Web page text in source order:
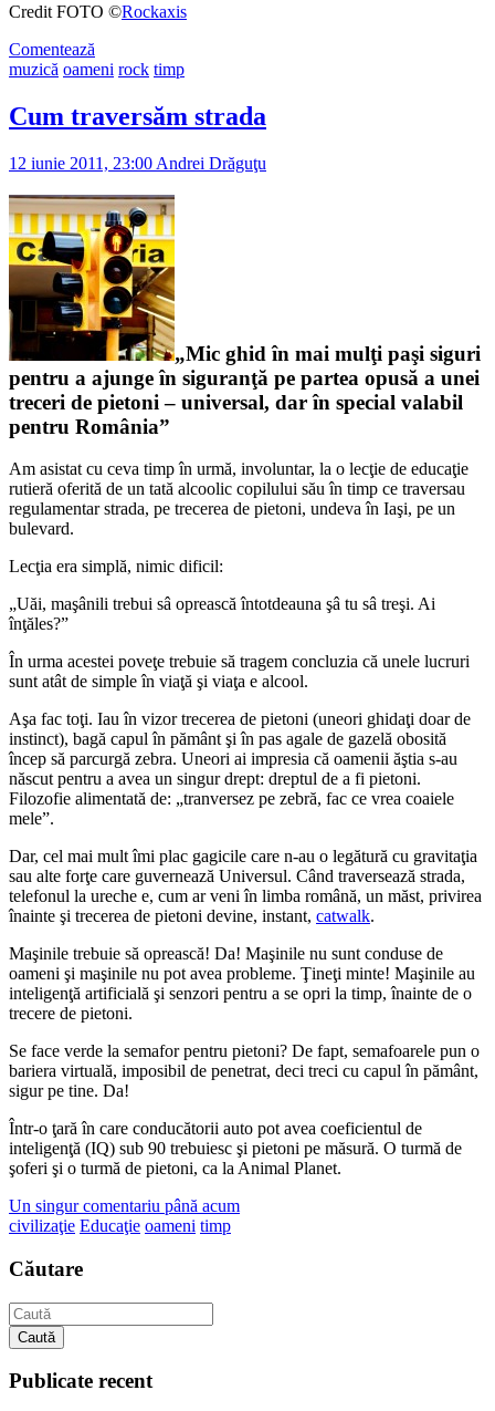
Credit FOTO ©Rockaxis
Comentează
muzică oameni rock timp
Cum traversăm strada
12 iunie 2011, 23:00 Andrei Drăguţu
„Mic ghid în mai mulţi paşi siguri
pentru a ajunge în siguranţă pe partea opusă a unei
treceri de pietoni – universal, dar în special valabil
pentru România”
Am asistat cu ceva timp în urmă, involuntar, la o lecţie de educaţie
rutieră oferită de un tată alcoolic copilului său în timp ce traversau
regulamentar strada, pe trecerea de pietoni, undeva în Iaşi, pe un
bulevard.
Lecţia era simplă, nimic dificil:
„Uăi, maşânili trebui sâ oprească întotdeauna şâ tu sâ treşi. Ai
înţăles?”
În urma acestei poveţe trebuie să tragem concluzia că unele lucruri
sunt atât de simple în viaţă şi viaţa e alcool.
Aşa fac toţi. Iau în vizor trecerea de pietoni (uneori ghidaţi doar de
instinct), bagă capul în pământ şi în pas agale de gazelă obosită
încep să parcurgă zebra. Uneori ai impresia că oamenii ăştia s-au
născut pentru a avea un singur drept: dreptul de a fi pietoni.
Filozofie alimentată de: „tranversez pe zebră, fac ce vrea coaiele
mele”.
Dar, cel mai mult îmi plac gagicile care n-au o legătură cu gravitaţia
sau alte forţe care guvernează Universul. Când traversează strada,
telefonul la ureche e, cum ar veni în limba română, un măst, privirea
înainte şi trecerea de pietoni devine, instant, catwalk.
Maşinile trebuie să oprească! Da! Maşinile nu sunt conduse de
oameni şi maşinile nu pot avea probleme. Ţineţi minte! Maşinile au
inteligenţă artificială şi senzori pentru a se opri la timp, înainte de o
trecere de pietoni.
Se face verde la semafor pentru pietoni? De fapt, semafoarele pun o
bariera virtuală, imposibil de penetrat, deci treci cu capul în pământ,
sigur pe tine. Da!
Într-o ţară în care conducătorii auto pot avea coeficientul de
inteligenţă (IQ) sub 90 trebuiesc şi pietoni pe măsură. O turmă de
şoferi şi o turmă de pietoni, ca la Animal Planet.
Un singur comentariu până acum
civilizaţie Educaţie oameni timp
Căutare
Caută
Publicate recent